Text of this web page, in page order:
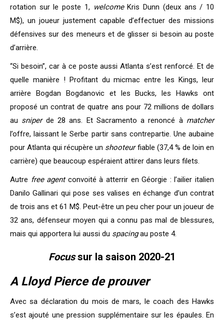
rotation sur le poste 1, welcomeKris Dunn (deux ans / 10
M$), un joueur justement capable d’effectuer des missions
défensives sur des meneurs et de glisser si besoin au poste
d’arrière.
“Si besoin”, car à ce poste aussi Atlanta s’est renforcé. Et de
quelle manière ! Profitant du micmac entre les Kings, leur
arrière Bogdan Bogdanovic et les Bucks, les Hawks ont
proposé un contrat de quatre ans pour 72 millions de dollars
au sniperde 28 ans. Et Sacramento a renoncé à matcher
l’offre, laissant le Serbe partir sans contrepartie. Une aubaine
pour Atlanta qui récupère un shooteurfiable (37,4 % de loin en
carrière) que beaucoup espéraient attirer dans leurs filets.
Autre free agentconvoité à atterrir en Géorgie : l’ailier italien
Danilo Gallinari qui pose ses valises en échange d’un contrat
de trois ans et 61 M$. Peut-être un peu cher pour un joueur de
32 ans, défenseur moyen qui a connu pas mal de blessures,
mais qui apportera lui aussi du spacingau poste 4.
Focussur la saison 2020-21
A Lloyd Pierce de prouver
Avec sa déclaration du mois de mars, le coach des Hawks
s’est ajouté une pression supplémentaire sur les épaules. En